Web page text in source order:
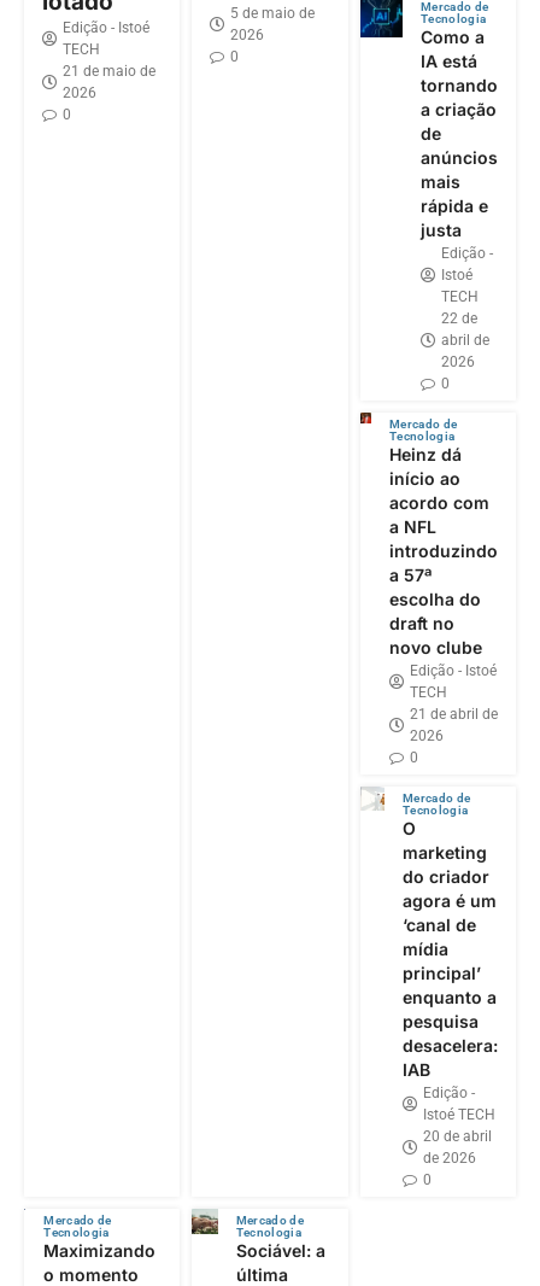
Edição - Istoé
TECH
21 de maio de
2026
0
5 de maio de
2026
0
Mercado de
Tecnologia
Como a
IA está
tornando
a criação
de
anúncios
mais
rápida e
justa
Edição -
Istoé
TECH
22 de
abril de
2026
0
Mercado de
Tecnologia
Heinz dá
início ao
acordo com
a NFL
introduzindo
a 57ª
escolha do
draft no
novo clube
Edição - Istoé
TECH
21 de abril de
2026
0
Mercado de
Tecnologia
O
marketing
do criador
agora é um
‘canal de
mídia
principal’
enquanto a
pesquisa
desacelera:
IAB
Edição -
Istoé TECH
20 de abril
de 2026
0
Mercado de
Tecnologia
Maximizando
o momento
Mercado de
Tecnologia
Sociável: a
última